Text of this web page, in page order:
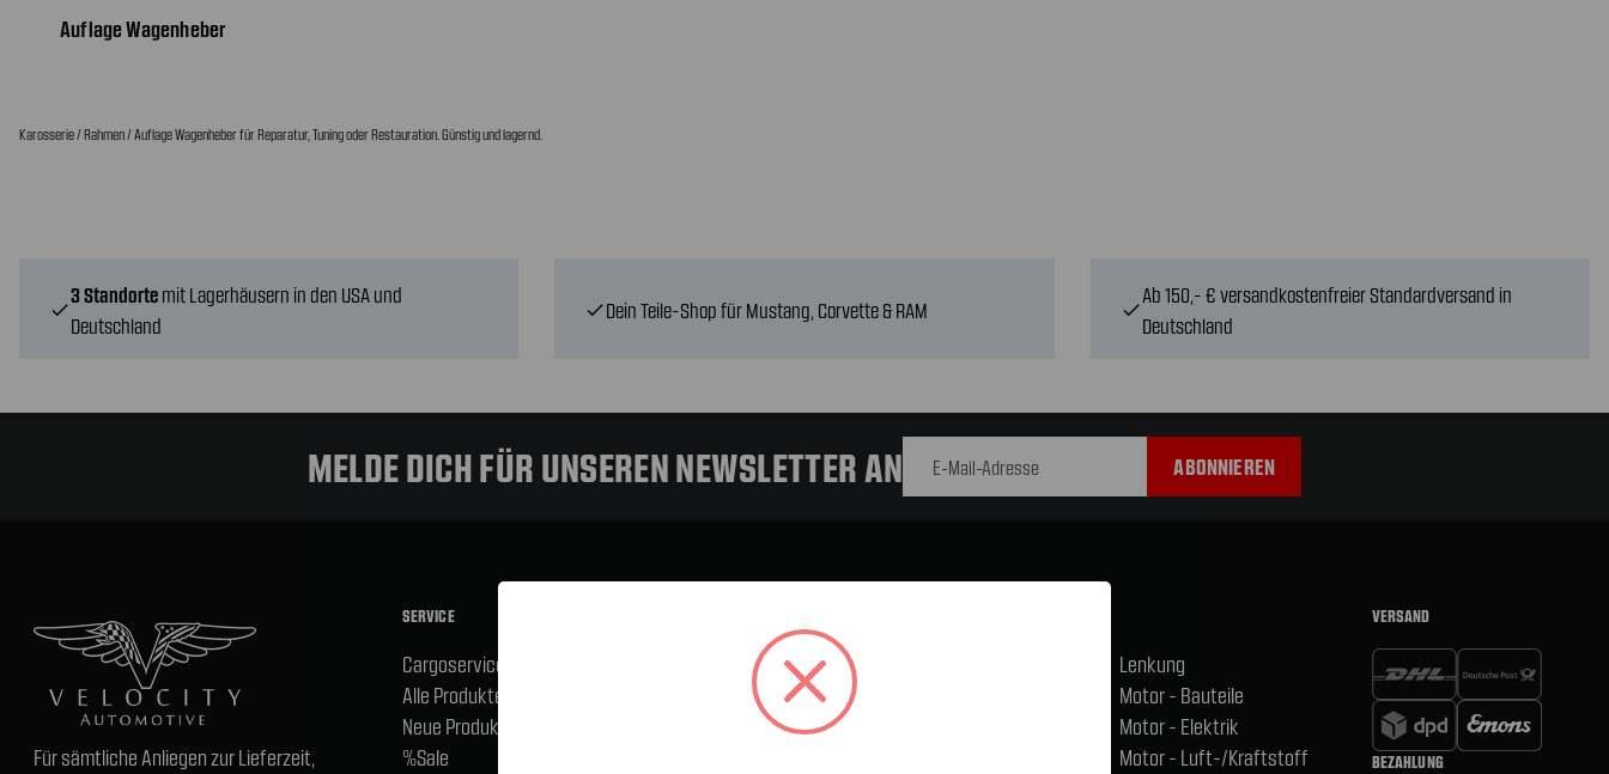
Auflage Wagenheber
Karosserie / Rahmen / Auflage Wagenheber für Reparatur, Tuning oder Restauration. Günstig und lagernd.
check
3 Standorte mit Lagerhäusern in den USA und
Deutschland
checkDein Teile-Shop für Mustang, Corvette & RAM check
Ab 150,- € versandkostenfreier Standardversand in
Deutschland
MELDE DICH FÜR UNSEREN NEWSLETTER AN
Für sämtliche Anliegen zur Lieferzeit,
SERVICE
Cargoservice
Alle Produkte
Neue Produkte
%Sale
Ford Performance Racing
Lenkung
Motor - Bauteile
Motor - Elektrik
Motor - Luft-/Kraftstoff
VERSAND
BEZAHLUNG